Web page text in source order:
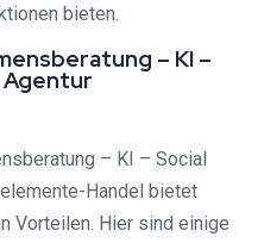
bieten.
– KI –
Agentur
– KI – Social
Handel bietet
Vorteilen. Hier sind einige